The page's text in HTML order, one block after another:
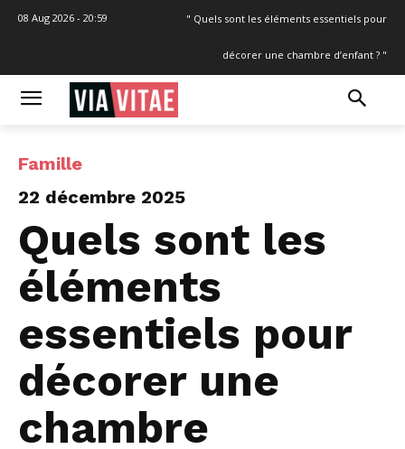
08 Aug 2026 - 20:59 " Quels sont les éléments essentiels pour
décorer une chambre d’enfant ? "
Famille
22 décembre 2025
Quels sont les
éléments
essentiels pour
décorer une
chambre